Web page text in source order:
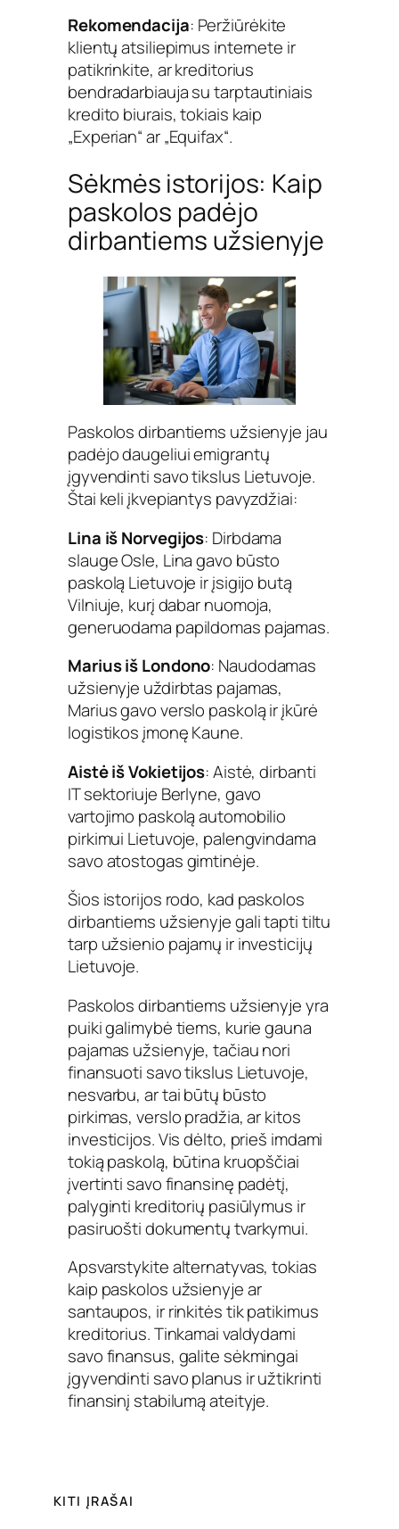
Rekomendacija: Peržiūrėkite
klientų atsiliepimus internete ir
patikrinkite, ar kreditorius
bendradarbiauja su tarptautiniais
kredito biurais, tokiais kaip
„Experian“ ar „Equifax“.
Sėkmės istorijos: Kaip
paskolos padėjo
dirbantiems užsienyje
Paskolos dirbantiems užsienyje jau
padėjo daugeliui emigrantų
įgyvendinti savo tikslus Lietuvoje.
Štai keli įkvepiantys pavyzdžiai:
Lina iš Norvegijos: Dirbdama
slauge Osle, Lina gavo būsto
paskolą Lietuvoje ir įsigijo butą
Vilniuje, kurį dabar nuomoja,
generuodama papildomas pajamas.
Marius iš Londono: Naudodamas
užsienyje uždirbtas pajamas,
Marius gavo verslo paskolą ir įkūrė
logistikos įmonę Kaune.
Aistė iš Vokietijos: Aistė, dirbanti
IT sektoriuje Berlyne, gavo
vartojimo paskolą automobilio
pirkimui Lietuvoje, palengvindama
savo atostogas gimtinėje.
Šios istorijos rodo, kad paskolos
dirbantiems užsienyje gali tapti tiltu
tarp užsienio pajamų ir investicijų
Lietuvoje.
Paskolos dirbantiems užsienyje yra
puiki galimybė tiems, kurie gauna
pajamas užsienyje, tačiau nori
finansuoti savo tikslus Lietuvoje,
nesvarbu, ar tai būtų būsto
pirkimas, verslo pradžia, ar kitos
investicijos. Vis dėlto, prieš imdami
tokią paskolą, būtina kruopščiai
įvertinti savo finansinę padėtį,
palyginti kreditorių pasiūlymus ir
pasiruošti dokumentų tvarkymui.
Apsvarstykite alternatyvas, tokias
kaip paskolos užsienyje ar
santaupos, ir rinkitės tik patikimus
kreditorius. Tinkamai valdydami
savo finansus, galite sėkmingai
įgyvendinti savo planus ir užtikrinti
finansinį stabilumą ateityje.
KITI ĮRAŠAI